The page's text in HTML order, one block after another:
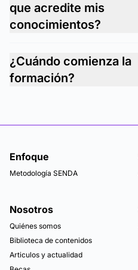
que acredite mis
conocimientos?
¿Cuándo comienza la
formación?
Enfoque
Metodología SENDA
Nosotros
Quiénes somos
Biblioteca de contenidos
Articulos y actualidad